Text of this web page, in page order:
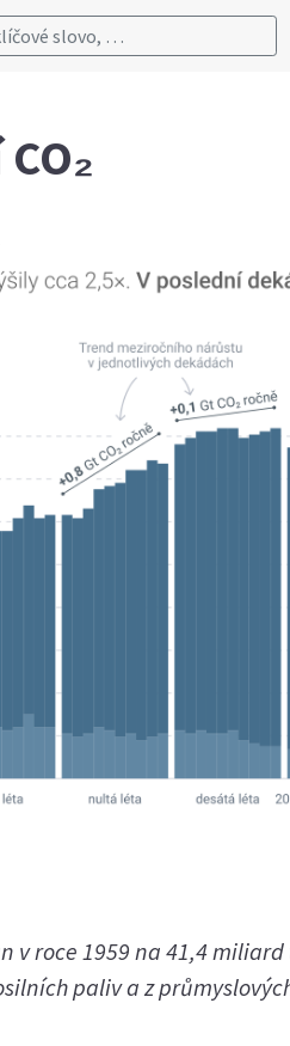
slovo, …
roce 1959 na 41,4 miliard
paliv a z